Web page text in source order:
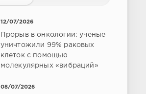
12/07/2026
Прорыв в онкологии: ученые
уничтожили 99% раковых
клеток с помощью
молекулярных «вибраций»
08/07/2026